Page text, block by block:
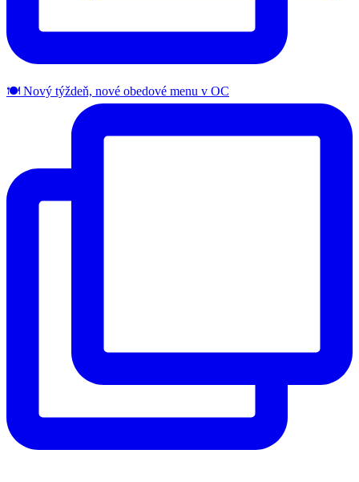
🍽️ Nový týždeň, nové obedové menu v OC